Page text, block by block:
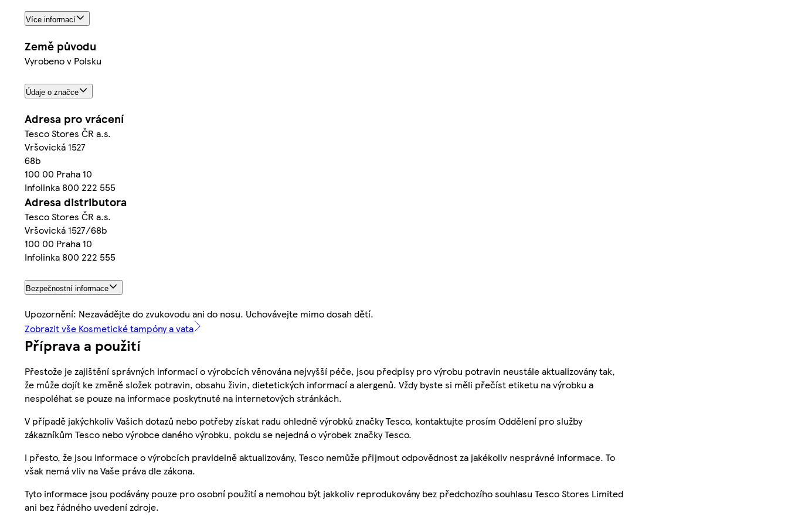
Více informací
Země původu
Vyrobeno v Polsku
Údaje o značce
Adresa pro vrácení
Tesco Stores ČR a.s.
Vršovická 1527
68b
100 00 Praha 10
Infolinka 800 222 555
Adresa distributora
Tesco Stores ČR a.s.
Vršovická 1527/68b
100 00 Praha 10
Infolinka 800 222 555
Bezpečnostní informace
Upozornění: Nezavádějte do zvukovodu ani do nosu. Uchovávejte mimo dosah dětí.
Zobrazit vše Kosmetické tampóny a vata
Příprava a použití
Přestože je zajištění správných informací o výrobcích věnována nejvyšší péče, jsou předpisy pro výrobu potravin neustále aktualizovány tak,
že může dojít ke změně složek potravin, obsahu živin, dietetických informací a alergenů. Vždy byste si měli přečíst etiketu na výrobku a
nespoléhat se pouze na informace poskytnuté na internetových stránkách.
V případě jakýchkoliv Vašich dotazů nebo potřeby získat radu ohledně výrobků značky Tesco, kontaktujte prosím Oddělení pro služby
zákazníkům Tesco nebo výrobce daného výrobku, pokdu se nejedná o výrobek značky Tesco.
I přesto, že jsou informace o výrobcích pravidelně aktualizovány, Tesco nemůže přijmout odpovědnost za jakékoliv nesprávné informace. To
však nemá vliv na Vaše práva dle zákona.
Tyto informace jsou podávány pouze pro osobní použití a nemohou být jakkoliv reprodukovány bez předchozího souhlasu Tesco Stores Limited
ani bez řádného uvedení zdroje.